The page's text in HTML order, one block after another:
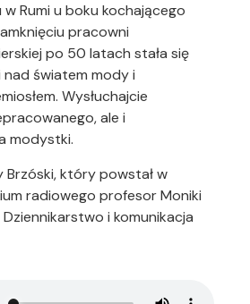
w Rumi u boku kochającego
pracowni
po 50 latach stała się
światem mody i
Wysłuchajcie
ale i
modystki.
Brzóski, który powstał w
radiowego profesor Moniki
Dziennikarstwo i komunikacja